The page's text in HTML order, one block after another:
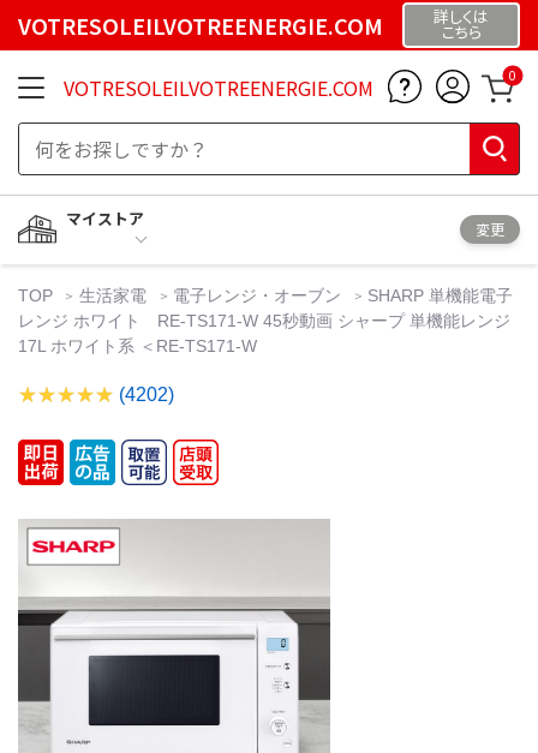
VOTRESOLEILVOTREENERGIE.COM 詳しくは
こちら
VOTRESOLEILVOTREENERGIE.COM 0
マイストア
変更
TOP 生活家電 電子レンジ・オーブン
SHARP 単機能電子
レンジ ホワイト RE-TS171-W 45秒動画 シャープ 単機能レンジ
17L ホワイト系 ＜RE-TS171-W
(4202)